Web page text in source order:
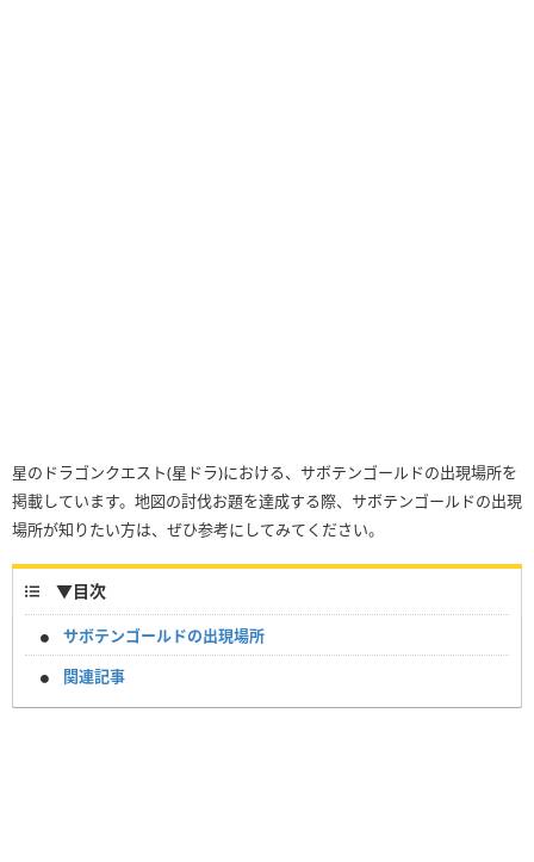
星のドラゴンクエスト(星ドラ)における、サボテンゴールドの出現場所を
掲載しています。地図の討伐お題を達成する際、サボテンゴールドの出現
場所が知りたい方は、ぜひ参考にしてみてください。
▼目次
サボテンゴールドの出現場所
関連記事